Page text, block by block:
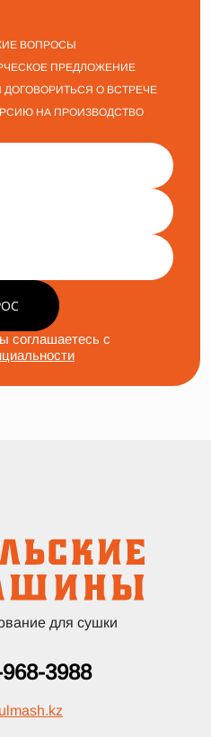
ВОПРОСЫ
ПРЕДЛОЖЕНИЕ
О ВСТРЕЧЕ
НА ПРОИЗВОДСТВО
соглашаетесь с
для сушки
3988